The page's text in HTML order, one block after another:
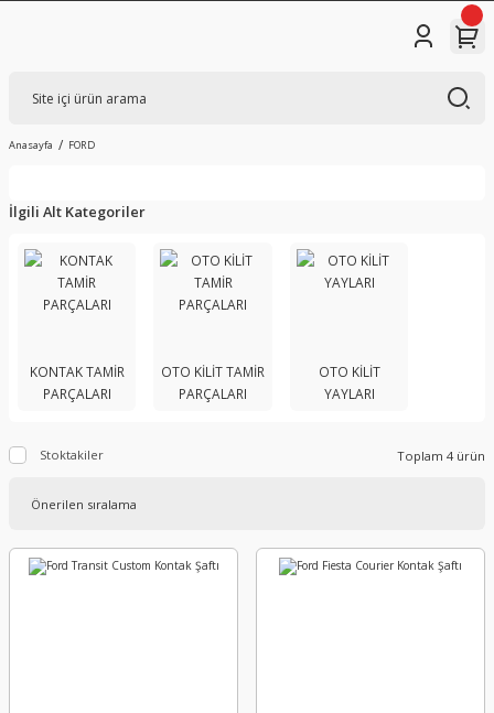
Anasayfa FORD
İlgili Alt Kategoriler
KONTAK TAMİR
PARÇALARI
OTO KİLİT TAMİR
PARÇALARI
OTO KİLİT
YAYLARI
Stoktakiler Toplam 4 ürün